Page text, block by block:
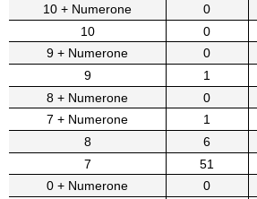
10 + Numerone
0
10
0
9 + Numerone
0
9
1
8 + Numerone
0
7 + Numerone
1
8
6
7
51
0 + Numerone
0